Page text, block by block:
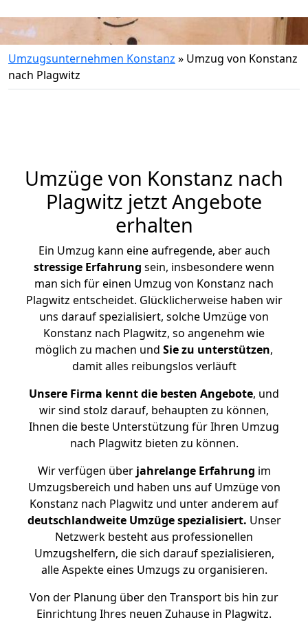
Umzugsunternehmen Konstanz » Umzug von Konstanz
nach Plagwitz
Umzüge von Konstanz nach
Plagwitz jetzt Angebote
erhalten
Ein Umzug kann eine aufregende, aber auch
stressige Erfahrung sein, insbesondere wenn
man sich für einen Umzug von Konstanz nach
Plagwitz entscheidet. Glücklicherweise haben wir
uns darauf spezialisiert, solche Umzüge von
Konstanz nach Plagwitz, so angenehm wie
möglich zu machen und Sie zu unterstützen,
damit alles reibungslos verläuft
Unsere Firma kennt die besten Angebote, und
wir sind stolz darauf, behaupten zu können,
Ihnen die beste Unterstützung für Ihren Umzug
nach Plagwitz bieten zu können.
Wir verfügen überjahrelange Erfahrung im
Umzugsbereich und haben uns auf Umzüge von
Konstanz nach Plagwitz und unter anderem auf
deutschlandweite Umzüge spezialisiert. Unser
Netzwerk besteht aus professionellen
Umzugshelfern, die sich darauf spezialisieren,
alle Aspekte eines Umzugs zu organisieren.
Von der Planung über den Transport bis hin zur
Einrichtung Ihres neuen Zuhause in Plagwitz.